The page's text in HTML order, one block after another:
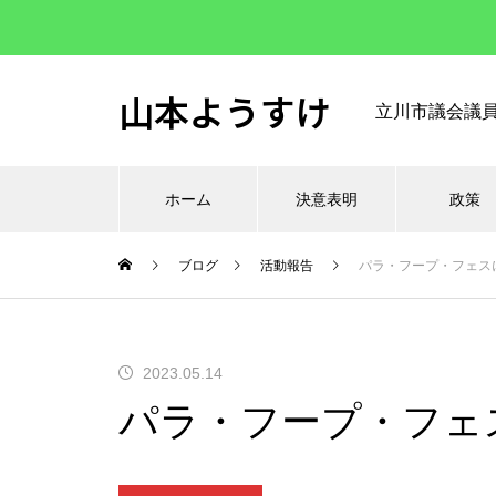
山本ようすけ 立川市議会議
ホーム 決意表明 政策
ブログ 活動報告 パラ・フープ・フェ
2023.05.14
パラ・フープ・フ